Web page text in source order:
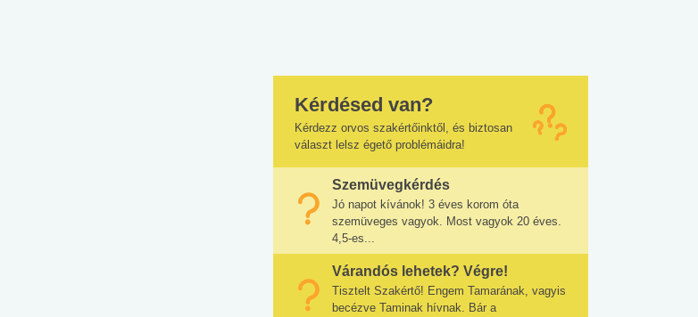
Kérdésed van?
Kérdezz orvos szakértőinktől, és biztosan
választ lelsz égető problémáidra!
Szemüvegkérdés
Jó napot kívánok! 3 éves korom óta
szemüveges vagyok. Most vagyok 20 éves.
4,5-es...
Várandós lehetek? Végre!
Tisztelt Szakértő! Engem Tamarának, vagyis
becézve Taminak hívnak. Bár a